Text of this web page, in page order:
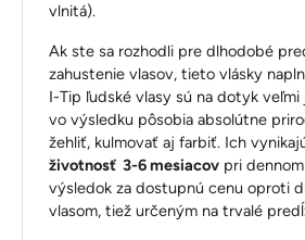
vlnitá).
Ak ste sa rozhodli pre dlhodobé
zahustenie vlasov, tieto vlásky
I-Tip ľudské vlasy sú na dotyk
vo výsledku pôsobia absolútne
žehliť, kulmovať aj farbiť. Ich
životnosť 3-6 mesiacov pri
výsledok za dostupnú cenu oproti
vlasom, tiež určeným na trvalé